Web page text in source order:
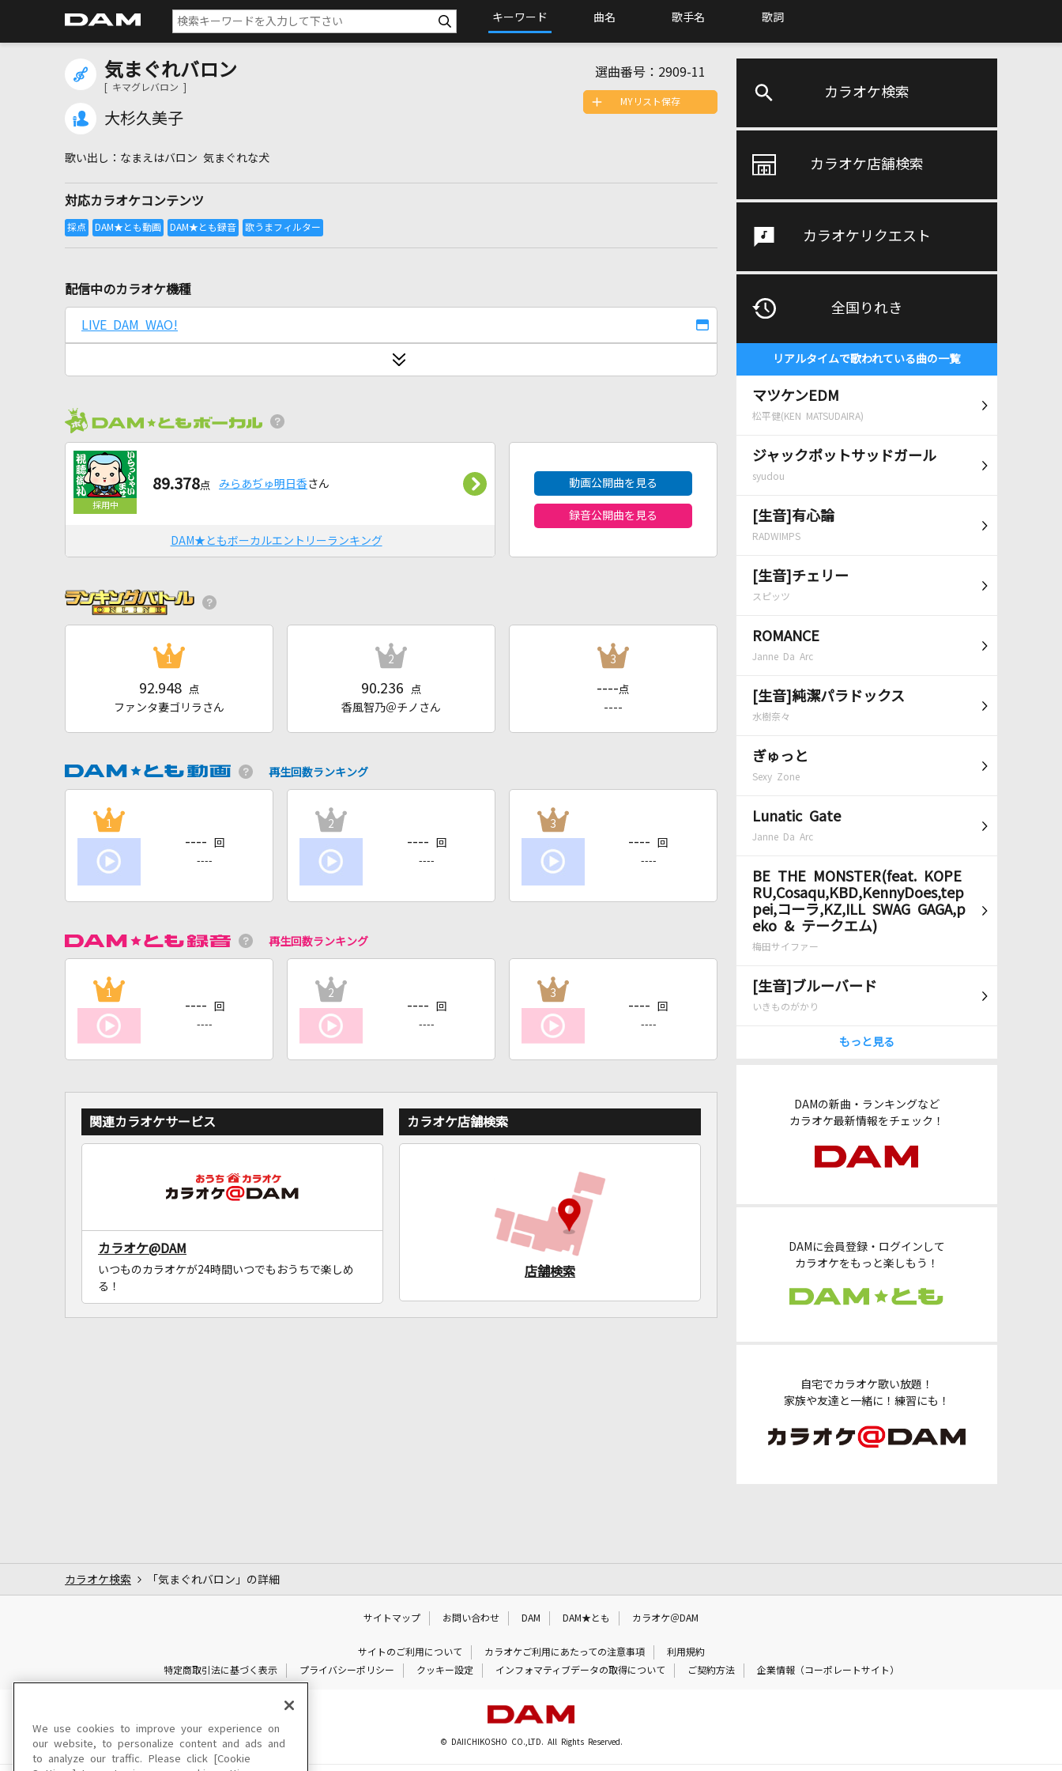
キーワード 曲名 歌手名 歌詞
カラオケ検索
カラオケ店舗検索
カラオケリクエスト
全国りれき
リアルタイムで歌われている曲の一覧
マツケンEDM
松平健(KEN MATSUDAIRA)
ジャックポットサッドガール
syudou
[生音]有心論
RADWIMPS
[生音]チェリー
スピッツ
ROMANCE
Janne Da Arc
[生音]純潔パラドックス
水樹奈々
ぎゅっと
Sexy Zone
Lunatic Gate
Janne Da Arc
BE THE MONSTER(feat. KOPE
RU,Cosaqu,KBD,KennyDoes,tep
pei,コーラ,KZ,ILL SWAG GAGA,p
eko & テークエム)
梅田サイファー
[生音]ブルーバード
いきものがかり
もっと見る
DAMの新曲・ランキングなど
カラオケ最新情報をチェック！
DAMに会員登録・ログインして
カラオケをもっと楽しもう！
自宅でカラオケ歌い放題！
家族や友達と一緒に！練習にも！
気まぐれバロン
[ キマグレバロン ]
大杉久美子
選曲番号： 2909-11
なまえはバロン 気まぐれな犬
対応カラオケコンテンツ
MYリスト保存
配信中のカラオケ機種
LIVE DAM WAO!
89.378点 みらあぢゅ明日香 さん
DAM★ともボーカルエントリーランキング
動画公開曲を見る
録音公開曲を見る
1
92.948
点
ファンタ妻ゴリラさん
2
90.236
点
香風智乃＠チノさん
3
---- 点
----
再生回数ランキング
1
---- 回
----
2
---- 回
----
3
---- 回
----
再生回数ランキング
1
---- 回
----
2
---- 回
----
3
---- 回
----
関連カラオケサービス
カラオケ@DAM
いつものカラオケが24時間いつでもおうちで楽しめ
る！
カラオケ店舗検索
店舗検索
カラオケ検索 「気まぐれバロン」の詳細
サイトマップ お問い合わせ DAM DAM★とも カラオケ＠DAM
サイトのご利用について カラオケご利用にあたっての注意事項
利用規約
特定商取引法に基づく表示
プライバシーポリシー クッキー設定 インフォマティブデータの取得について ご契約方法 企業情報（コーポレートサイト）
© DAIICHIKOSHO CO.,LTD. All Rights Reserved.
We use cookies to improve your experience on
our website, to personalize content and ads and
to analyze our traffic. Please click [Cookie